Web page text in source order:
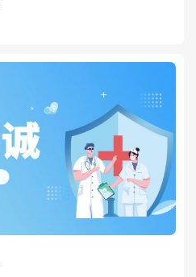
媒体报道
公益事业